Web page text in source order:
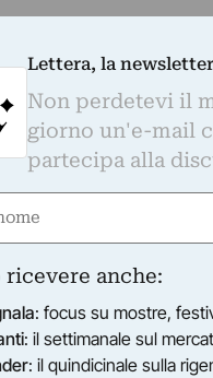
Lettera, la
Non perdetevi il
giorno un'e-mail
partecipa alla
anche:
: focus su mostre,
: il settimanale sul
: il quindicinale sulla